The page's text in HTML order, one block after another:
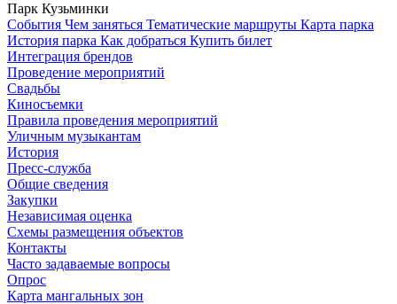
Парк Кузьминки
Cобытия Чем заняться Тематические маршруты Карта парка
История парка Как добраться Купить билет
Интеграция брендов
Проведение мероприятий
Свадьбы
Киносъемки
Правила проведения мероприятий
Уличным музыкантам
История
Пресс-служба
Общие сведения
Закупки
Независимая оценка
Схемы размещения объектов
Контакты
Часто задаваемые вопросы
Опрос
Карта мангальных зон